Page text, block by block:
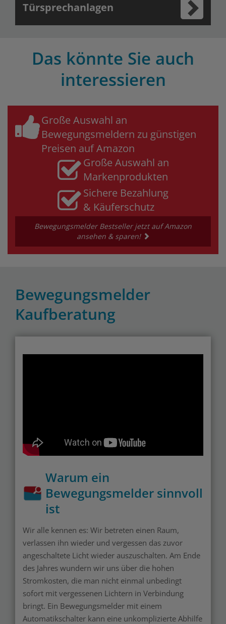
Türsprechanlagen
Das könnte Sie auch
interessieren
Große Auswahl an
Bewegungsmeldern zu günstigen
Preisen auf Amazon
Große Auswahl an
Markenprodukten
Sichere Bezahlung
& Käuferschutz
Bewegungsmelder Bestseller jetzt auf Amazon
ansehen & sparen!
Bewegungsmelder
Kaufberatung
Warum ein
Bewegungsmelder sinnvoll
ist
Wir alle kennen es: Wir betreten einen Raum,
verlassen ihn wieder und vergessen das zuvor
angeschaltete Licht wieder auszuschalten. Am Ende
des Jahres wundern wir uns über die hohen
Stromkosten, die man nicht einmal unbedingt
sofort mit vergessenen Lichtern in Verbindung
bringt. Ein Bewegungsmelder mit einem
Automatikschalter kann eine unkomplizierte Abhilfe